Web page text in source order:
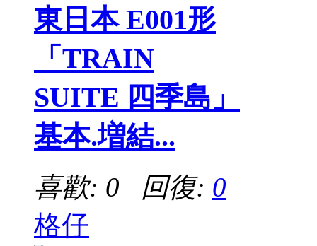
東日本 E001形
「TRAIN
SUITE 四季島」
基本.増結...
喜歡: 0 回復: 0
格仔